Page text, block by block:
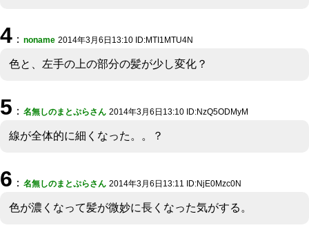
4 ： noname 2014年3月6日13:10 ID:MTI1MTU4N
色と、左手の上の部分の髪が少し変化？
5 ： 名無しのまとぷらさん 2014年3月6日13:10 ID:NzQ5ODMyM
線が全体的に細くなった。。？
6 ： 名無しのまとぷらさん 2014年3月6日13:11 ID:NjE0Mzc0N
色が濃くなって髪が微妙に長くなった気がする。